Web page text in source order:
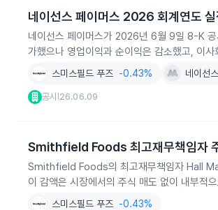
네이선스 페이머스 2026 회계연도 실
네이선스 페이머스가 2026년 6월 9일 8-K
가했으나 영업이익과 순이익은 감소했고, 이
스미스필드 푸즈 -0.43% 네이선
공시 26.06.09
Smithfield Foods 최고재무책임자
Smithfield Foods의 최고재무책임자 Hall
이 감액은 시장에서의 주식 매도 없이 내부적
스미스필드 푸즈 -0.43%